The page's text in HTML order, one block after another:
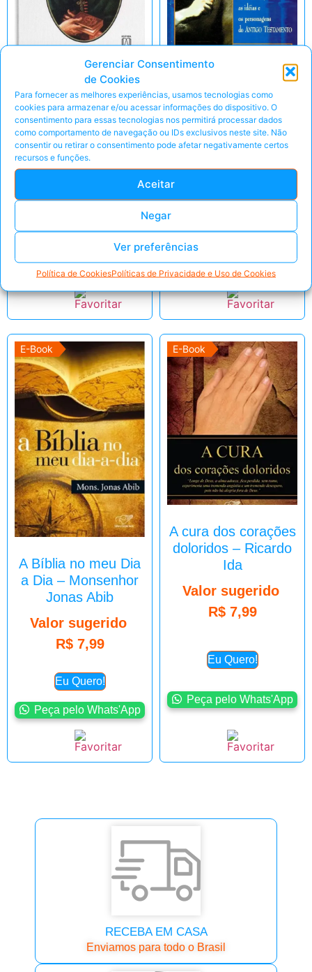
Gerenciar Consentimento
de Cookies
Para fornecer as melhores experiências, usamos tecnologias como
cookies para armazenar e/ou acessar informações do dispositivo. O
consentimento para essas tecnologias nos permitirá processar dados
como comportamento de navegação ou IDs exclusivos neste site. Não
consentir ou retirar o consentimento pode afetar negativamente certos
recursos e funções.
Aceitar
Negar
Ver preferências
Política de CookiesPolíticas de Privacidade e Uso de Cookies
A Oração – Santo
Afonso Maria de
Ligório
R$7,99
Peça pelo Whats'App
A Narrativa Do Céu
– Gianfranco Ravasi
Peça pelo Whats'App
E-Book
A Bíblia no meu Dia
a Dia – Monsenhor
Jonas Abib
Valor sugerido
R$7,99
Eu Quero!
Peça pelo Whats'App
E-Book
A cura dos corações
doloridos – Ricardo
Ida
Valor sugerido
R$7,99
Eu Quero!
Peça pelo Whats'App
RECEBA EM CASA
Enviamos para todo o Brasil